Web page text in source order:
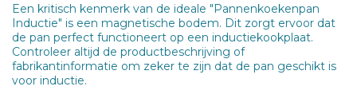
Een kritisch kenmerk van de ideale "Pannenkoekenpan
Inductie" is een magnetische bodem. Dit zorgt ervoor dat
de pan perfect functioneert op een inductiekookplaat.
Controleer altijd de productbeschrijving of
fabrikantinformatie om zeker te zijn dat de pan geschikt is
voor inductie.